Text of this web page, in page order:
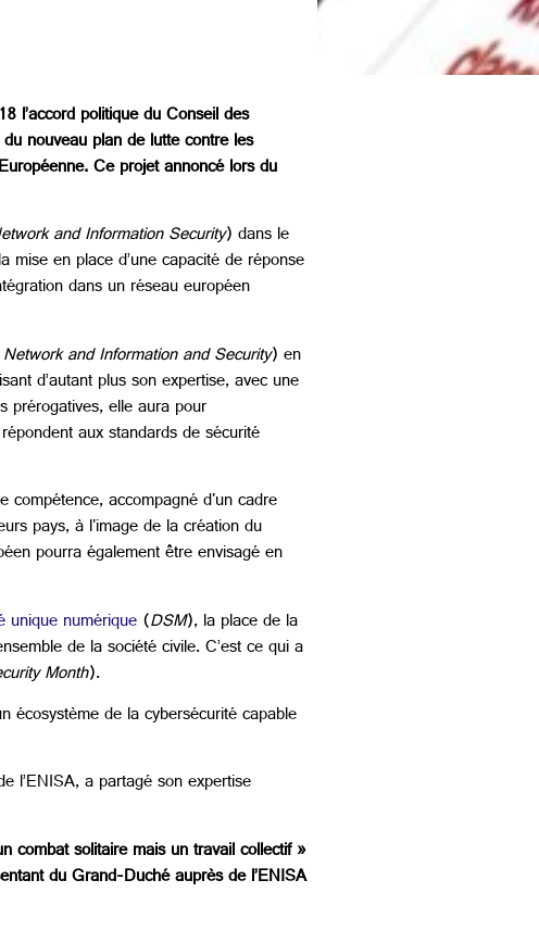
l’accord politique du Conseil des
nouveau plan de lutte contre les
Ce projet annoncé lors du
and Information Security) dans le
en place d’une capacité de réponse
dans un réseau européen
and Information and Security) en
d’autant plus son expertise, avec une
prérogatives, elle aura pour
aux standards de sécurité
compétence, accompagné d'un cadre
pays, à l'image de la création du
pourra également être envisagé en
unique numérique(DSM), la place de la
de la société civile. C’est ce qui a
Month).
écosystème de la cybersécurité capable
l’ENISA, a partagé son expertise
combat solitaire mais un travail collectif »
Duché auprès de l’ENISA